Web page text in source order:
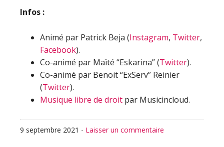
Infos :
Animé par Patrick Beja (Instagram, Twitter,
Facebook).
Co-animé par Maïté “Eskarina” (Twitter).
Co-animé par Benoit “ExServ” Reinier
(Twitter).
Musique libre de droit par Musicincloud.
9 septembre 2021 - Laisser un commentaire